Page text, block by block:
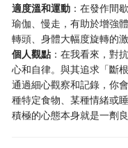
適度溫和運動 ：在發作間
瑜伽、慢走，有助於增強
轉頭、身體大幅度旋轉的激
個人觀點 ：在我看來，對
心和自律。與其追求「斷
通過細心觀察和記錄，你
種特定食物、某種情緒或
積極的心態本身就是一劑良